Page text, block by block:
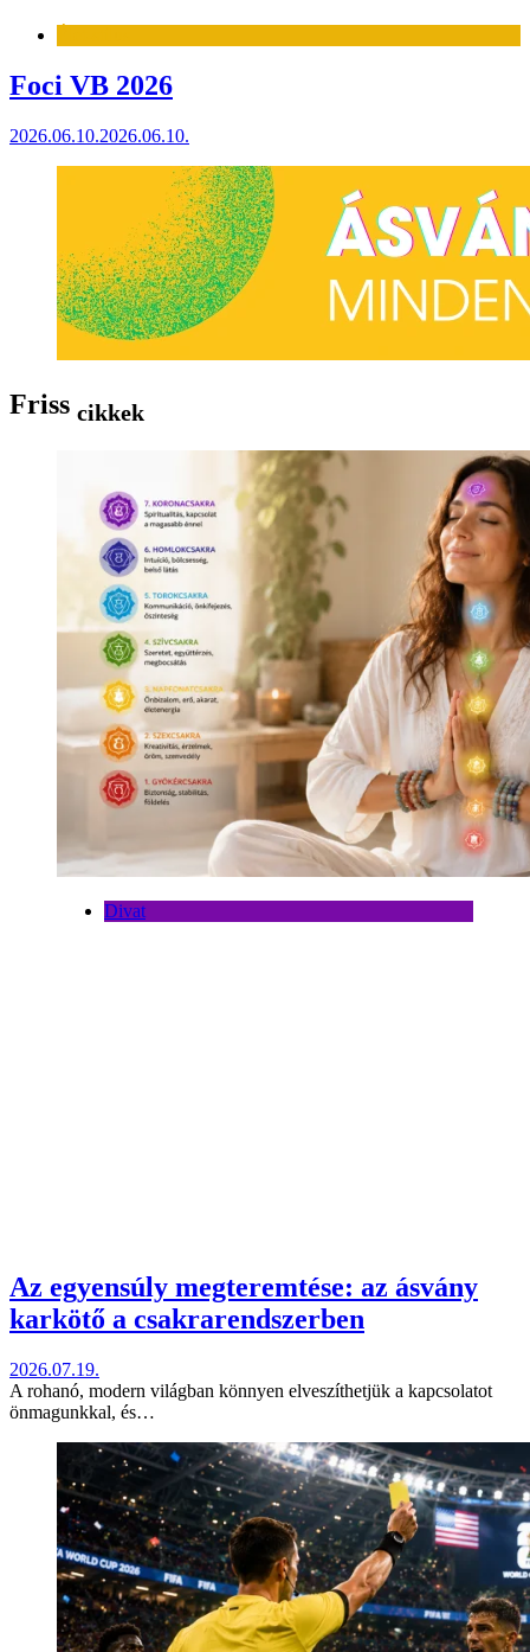
Foci VB 2026
2026.06.10.2026.06.10.
Friss cikkek
Divat
Az egyensúly megteremtése: az ásvány
karkötő a csakrarendszerben
2026.07.19.
A rohanó, modern világban könnyen elveszíthetjük a kapcsolatot
önmagunkkal, és…